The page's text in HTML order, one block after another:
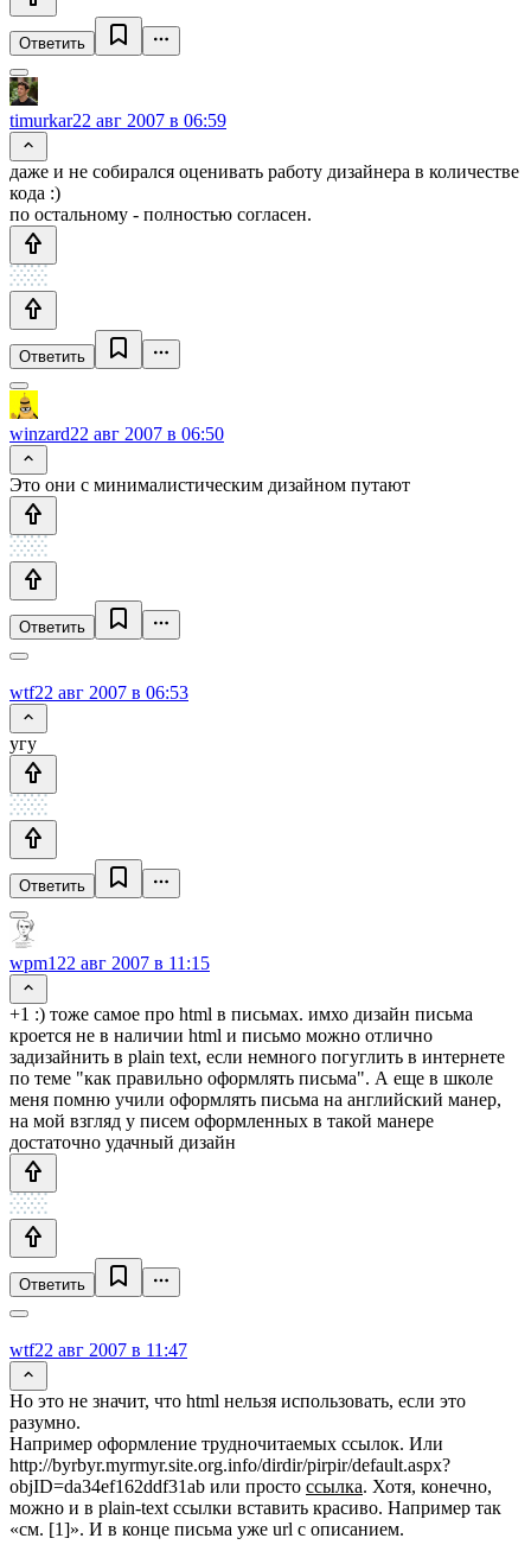
Ответить
timurkar22 авг 2007 в 06:59
даже и не собирался оценивать работу дизайнера в количестве
кода :)
по остальному - полностью согласен.
Ответить
winzard22 авг 2007 в 06:50
Это они с минималистическим дизайном путают
Ответить
wtf22 авг 2007 в 06:53
угу
Ответить
wpm1 22 авг 2007 в 11:15
+1 :) тоже самое про html в письмах. имхо дизайн письма
кроется не в наличии html и письмо можно отлично
задизайнить в plain text, если немного погуглить в интернете
по теме "как правильно оформлять письма". А еще в школе
меня помню учили оформлять письма на английский манер,
на мой взгляд у писем оформленных в такой манере
достаточно удачный дизайн
Ответить
wtf22 авг 2007 в 11:47
Но это не значит, что html нельзя использовать, если это
разумно.
Например оформление трудночитаемых ссылок. Или
httр://byrbyr.myrmyr.site.org.info/dirdir/pirpir/default.aspx?
objID=da34ef162ddf31ab или просто cсылка. Хотя, конечно,
можно и в plain-text ссылки вставить красиво. Например так
«см. [1]». И в конце письма уже url с описанием.